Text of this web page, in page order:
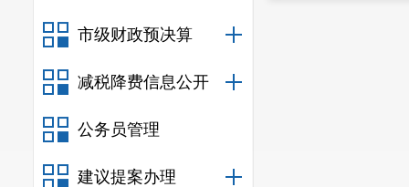
市级财政预决算
减税降费信息公开
公务员管理
建议提案办理